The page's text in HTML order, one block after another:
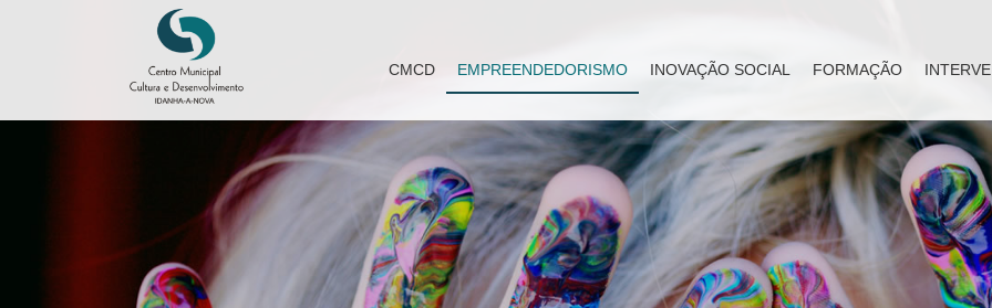
CMCD EMPREENDEDORISMO INOVAÇÃO SOCIAL FORMAÇÃO